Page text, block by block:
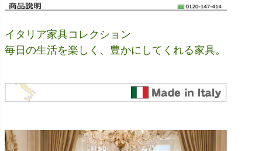
イタリア家具コレクション
毎日の生活を楽しく、豊かにしてくれる家具。